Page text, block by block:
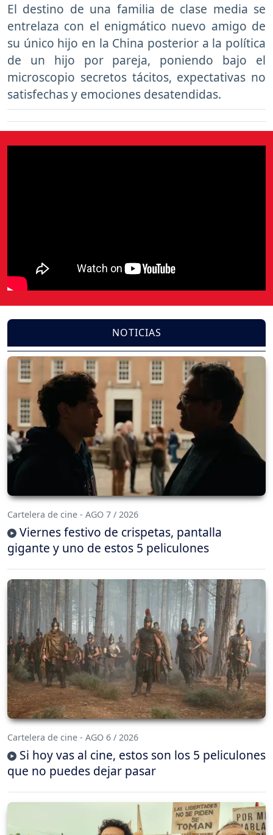
El destino de una familia de clase media se
entrelaza con el enigmático nuevo amigo de
su único hijo en la China posterior a la política
de un hijo por pareja, poniendo bajo el
microscopio secretos tácitos, expectativas no
satisfechas y emociones desatendidas.
NOTICIAS
Cartelera de cine - AGO 7 / 2026
Viernes festivo de crispetas, pantalla
gigante y uno de estos 5 peliculones
Cartelera de cine - AGO 6 / 2026
Si hoy vas al cine, estos son los 5 peliculones
que no puedes dejar pasar